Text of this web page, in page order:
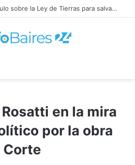
Milei retira el capítulo sobre la Ley de Tierras para salvar el proyecto de Inviolabilidad de la Propiedad Privada
en la mira
por la obra
Corte